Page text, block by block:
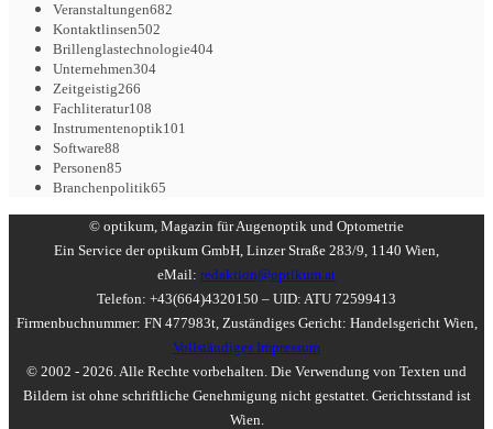
Veranstaltungen682
Kontaktlinsen502
Brillenglastechnologie404
Unternehmen304
Zeitgeistig266
Fachliteratur108
Instrumentenoptik101
Software88
Personen85
Branchenpolitik65
© optikum, Magazin für Augenoptik und Optometrie
Ein Service der optikum GmbH, Linzer Straße 283/9, 1140 Wien,
eMail: redaktion@optikum.at
Telefon: +43(664)4320150 – UID: ATU 72599413
Firmenbuchnummer: FN 477983t, Zuständiges Gericht: Handelsgericht Wien,
Vollständiges Impressum
© 2002 - 2026. Alle Rechte vorbehalten. Die Verwendung von Texten und
Bildern ist ohne schriftliche Genehmigung nicht gestattet. Gerichtsstand ist
Wien.